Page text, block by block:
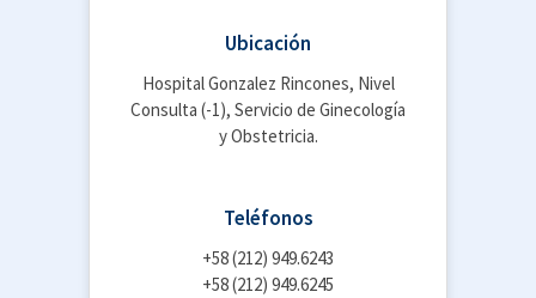
Ubicación
Hospital Gonzalez Rincones, Nivel
Consulta (-1), Servicio de Ginecología
y Obstetricia.
Teléfonos
+58 (212) 949.6243
+58 (212) 949.6245